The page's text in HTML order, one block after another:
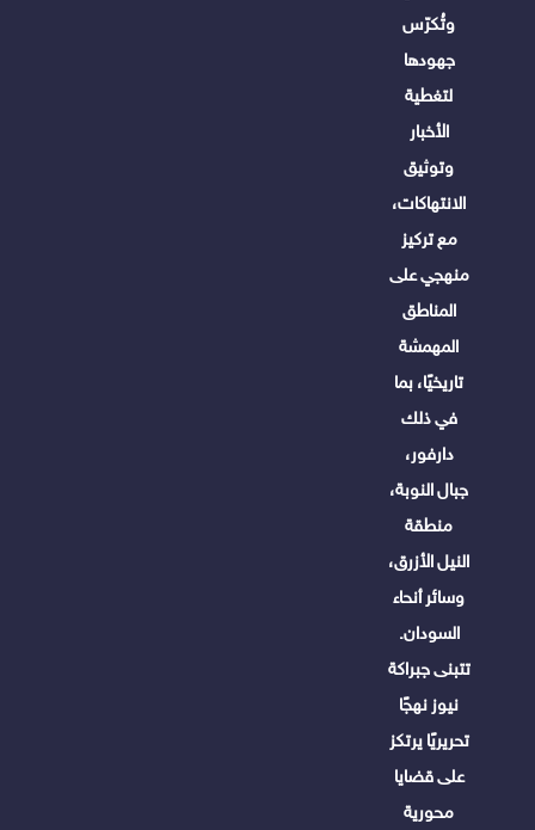
وتُكرّس
جهودها
لتغطية
الأخبار
وتوثيق
الانتهاكات،
مع تركيز
منهجي على
المناطق
المهمشة
تاريخيًا، بما
في ذلك
دارفور،
جبال النوبة،
منطقة
النيل الأزرق،
وسائر أنحاء
السودان.
تتبنى جبراكة
نيوز نهجًا
تحريريًا يرتكز
على قضايا
محورية